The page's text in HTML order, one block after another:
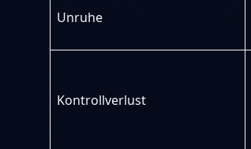
Unruhe
Kontrollverlust